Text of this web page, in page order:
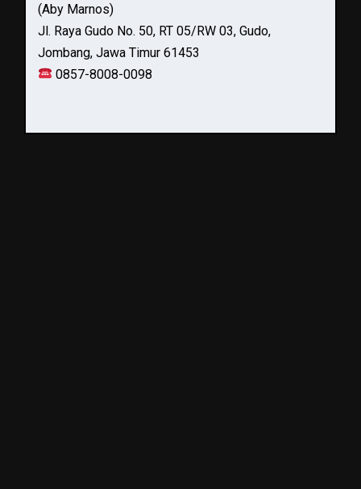
(Aby Marnos)
Jl. Raya Gudo No. 50, RT 05/RW 03, Gudo,
Jombang, Jawa Timur 61453
0857-8008-0098